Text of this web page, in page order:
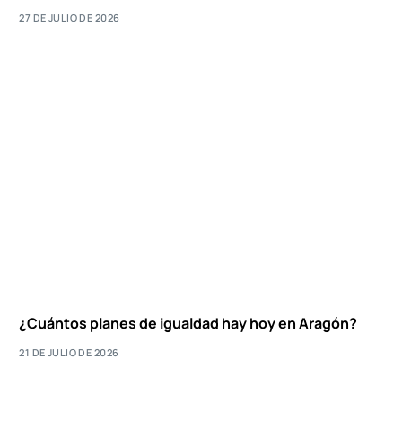
27 DE JULIO DE 2026
¿Cuántos planes de igualdad hay hoy en Aragón?
21 DE JULIO DE 2026